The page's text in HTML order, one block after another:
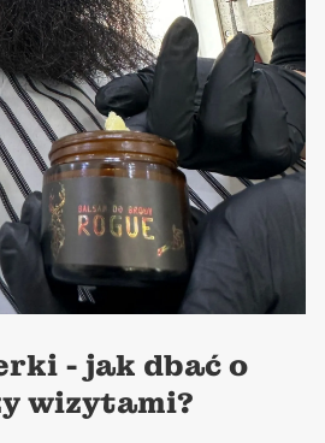
- jak dbać o
wizytami?